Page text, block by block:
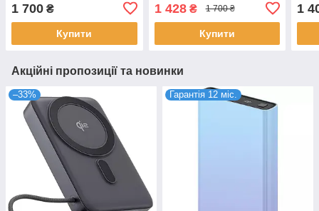
20000mAh 22.5W Moon
White
1 700 ₴
Купити
10000mAh 22.5W Type-C
блакитний
(P1008210E313-00)
1 428₴ 1 700 ₴
Купити
C/Qi
1
Акційні пропозиції та новинки
–33% Гарантія 12 міс.